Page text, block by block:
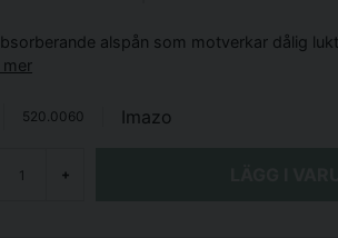
alspån som motverkar dålig
mer
520.0060 Imazo
+